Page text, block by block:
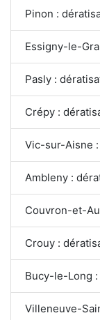
Pinon :
Essigny-le-
Pasly :
Crépy :
Vic-sur-Aisne
Ambleny :
Couvron-et-
Crouy :
Bucy-le-Long
Villeneuve-